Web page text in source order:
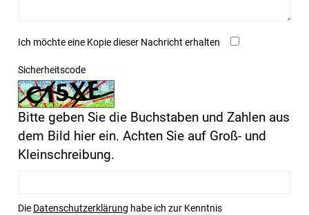
Ich möchte eine Kopie dieser Nachricht erhalten
Sicherheitscode
Bitte geben Sie die Buchstaben und Zahlen aus
dem Bild hier ein. Achten Sie auf Groß- und
Kleinschreibung.
Die Datenschutzerklärung habe ich zur Kenntnis